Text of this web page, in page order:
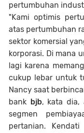
pertumbuhan
"Kami optimis
atas pertumbuhan
sektor komersial
korporasi. Di mana
lagi karena
cukup lebar untuk
Nancy saat
bank bjb, kata dia,
segmen
pertanian.